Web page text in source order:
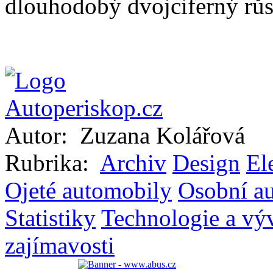
dlouhodobý dvojciferný
Autor: Zuzana Kolářová
Rubrika: Archiv Design
Ojeté automobily Osobní
Statistiky Technologie a
zajímavosti